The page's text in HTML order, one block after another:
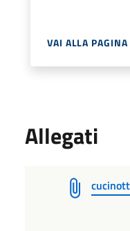
VAI ALLA PAGINA
Allegati